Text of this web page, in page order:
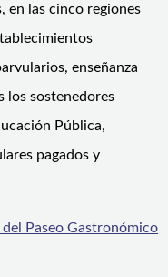
en las cinco regiones
enseñanza
los sostenedores
Pública,
pagados y
Paseo Gastronómico